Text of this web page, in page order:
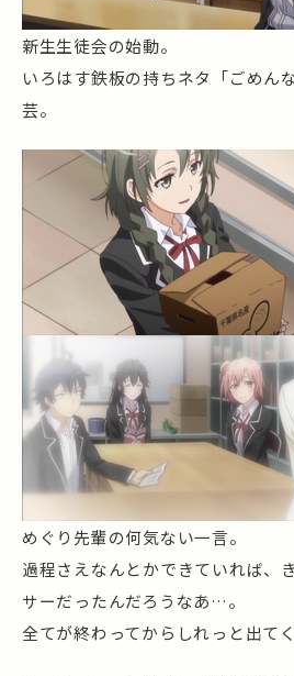
新生生徒会の始動。
いろはす鉄板の持ちネタ「ごめん
芸。
めぐり先輩の何気ない一言。
過程さえなんとかできていれば、
サーだったんだろうなあ…。
全てが終わってからしれっと出て